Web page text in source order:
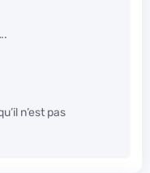
n’est pas